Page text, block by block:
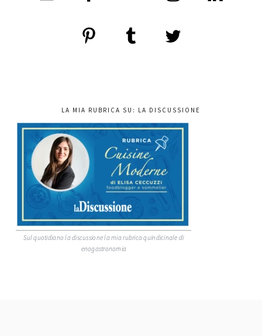
LA MIA RUBRICA SU: LA DISCUSSIONE
Sul quotidiano la discussione la mia rubrica quindicinale di
enogastronomia